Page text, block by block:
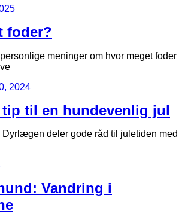
foder?
meninger om hvor meget foder
2024
til en hundevenlig jul
deler gode råd til juletiden med
Vandring i